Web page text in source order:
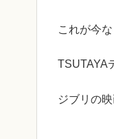
これが今な
TSUTAYA
ジブリの